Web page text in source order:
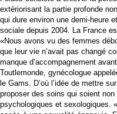
extériorisant la partie profonde
qui dure environ une demi-heure
sociale depuis 2004. La France
«Nous avons vu des femmes
que leur vie n’avait pas changé
manque d’accompagnement
Toutlemonde, gynécologue
le Gams. D’où l’idée de mettre
proposer des soins qui soient
psychologiques et sexologiques.